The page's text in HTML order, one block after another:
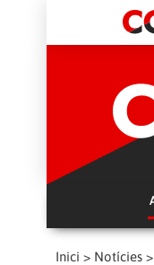
Inici > Notícies >